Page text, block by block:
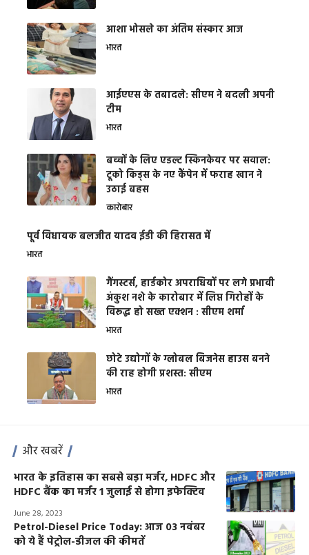
आशा भोसले का अंतिम संस्कार आज
भारत
आईएएस के तबादले: सीएम ने बदली अपनी
टीम
भारत
बच्चों के लिए एडल्ट स्किनकेयर पर सवाल:
टूको किड्स के नए कैंपेन में फराह खान ने
उठाई बहस
कारोबार
पूर्व विधायक बलजीत यादव ईडी की हिरासत में
भारत
गैंगस्टर्स, हार्डकोर अपराधियों पर लगे प्रभावी
अंकुश नशे के कारोबार में लिप्त गिरोहों के
विरूद्ध हो सख्त एक्शन : सीएम शर्मा
भारत
छोटे उद्योगों के ग्लोबल बिजनेस हाउस बनने
की राह होगी प्रशस्त: सीएम
भारत
और खबरें
भारत के इतिहास का सबसे बड़ा मर्जर, HDFC और
HDFC बैंक का मर्जर 1 जुलाई से होगा इफेक्टिव
June 28, 2023
Petrol-Diesel Price Today: आज 03 नवंबर
को ये हैं पेट्रोल-डीजल की कीमतें